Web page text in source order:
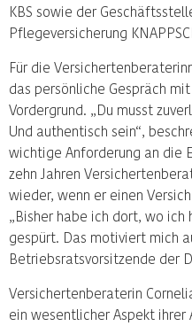
KBS sowie der
Pflegeversicherung
Für die
das persönliche Gespräch
Vordergrund. „Du musst
Und authentisch sein“,
wichtige Anforderung an die
zehn Jahren
wieder, wenn er einen
„Bisher habe ich dort, wo
gespürt. Das motiviert mich
Betriebsratsvorsitzende der
Versichertenberaterin
ein wesentlicher Aspekt